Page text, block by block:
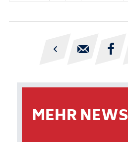
  
MEHR NEWS